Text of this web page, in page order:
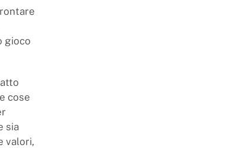
gioco
cose
sia
valori,